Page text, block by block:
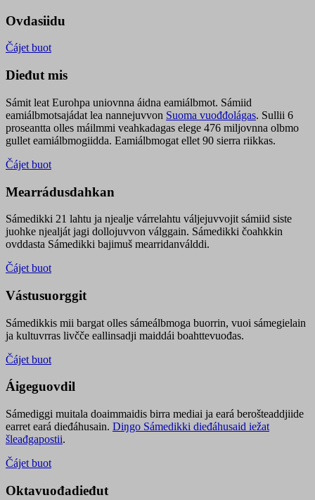
Ovdasiidu
Čájet buot
Dieđut mis
Sámit leat Eurohpa uniovnna áidna eamiálbmot. Sámiid
eamiálbmotsajádat lea nannejuvvon Suoma vuođđolágas. Sullii 6
proseantta olles máilmmi veahkadagas elege 476 miljovnna olbmo
gullet eamiálbmogiidda. Eamiálbmogat ellet 90 sierra riikkas.
Čájet buot
Mearrádusdahkan
Sámedikki 21 lahtu ja njealje várrelahtu váljejuvvojit sámiid siste
juohke njealját jagi dollojuvvon válggain. Sámedikki čoahkkin
ovddasta Sámedikki bajimuš mearridanválddi.
Čájet buot
Vástusuorggit
Sámedikkis mii bargat olles sámeálbmoga buorrin, vuoi sámegielain
ja kultuvrras livčče eallinsadji maiddái boahttevuođas.
Čájet buot
Áigeguovdil
Sámediggi muitala doaimmaidis birra mediai ja eará berošteaddjiide
earret eará dieđáhusain. Diŋgo Sámedikki dieđáhusaid iežat
šleađgapostii.
Čájet buot
Oktavuođadieđut